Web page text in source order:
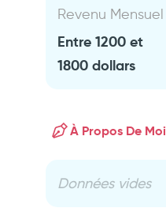
Revenu Mensuel
Entre 1200 et
1800 dollars
À Propos De Moi
Données vides